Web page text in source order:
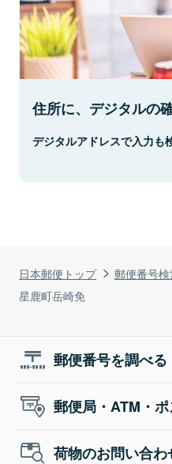
日本郵便トップ 郵便番号
星鹿町岳崎免
住所に、デジタルの
デジタルアドレスで入力も
郵便番号を調べる
郵便局・ATM・
荷物のお問い合わ